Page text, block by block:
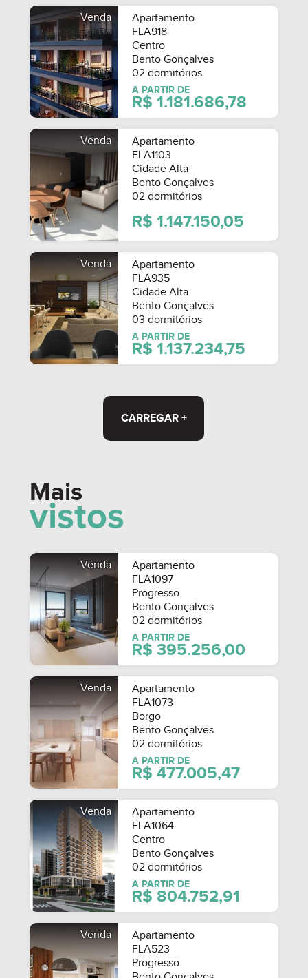
Venda
Apartamento
FLA918
Centro
Bento Gonçalves
02 dormitórios
A PARTIR DE
R$ 1.181.686,78
Venda
Apartamento
FLA1103
Cidade Alta
Bento Gonçalves
02 dormitórios
R$ 1.147.150,05
Venda
Apartamento
FLA935
Cidade Alta
Bento Gonçalves
03 dormitórios
A PARTIR DE
R$ 1.137.234,75
CARREGAR +
Mais
vistos
Venda
Apartamento
FLA1097
Progresso
Bento Gonçalves
02 dormitórios
A PARTIR DE
R$ 395.256,00
Venda
Apartamento
FLA1073
Borgo
Bento Gonçalves
02 dormitórios
A PARTIR DE
R$ 477.005,47
Venda
Apartamento
FLA1064
Centro
Bento Gonçalves
02 dormitórios
A PARTIR DE
R$ 804.752,91
Venda
Apartamento
FLA523
Progresso